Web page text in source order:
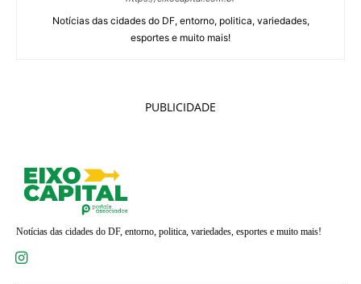
Notícias das cidades do DF, entorno, politica, variedades,
esportes e muito mais!
PUBLICIDADE
Notícias das cidades do DF, entorno, politica, variedades, esportes e muito mais!